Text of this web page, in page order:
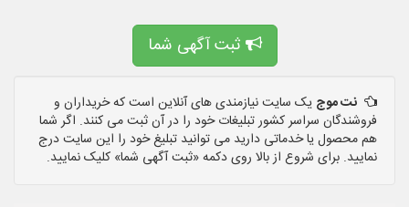
ثبت آگهی شما
نت موج یک سایت نیازمندی های آنلاین است که خریداران و
فروشندگان سراسر کشور تبلیغات خود را در آن ثبت می کنند. اگر شما
هم محصول یا خدماتی دارید می توانید تبلیغ خود را این سایت درج
نمایید. برای شروع از بالا روی دکمه «ثبت آگهی شما» کلیک نمایید.